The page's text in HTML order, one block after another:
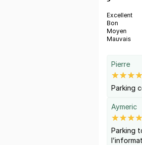
Excellent
Bon
Moyen
Mauvais
Pierre
Parking
Aymeric
Parking